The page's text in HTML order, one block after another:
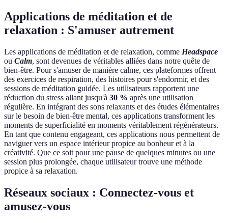
Applications de méditation et de
relaxation : S'amuser autrement
Les applications de méditation et de relaxation, comme Headspace
ou Calm, sont devenues de véritables alliées dans notre quête de
bien-être. Pour s'amuser de manière calme, ces plateformes offrent
des exercices de respiration, des histoires pour s'endormir, et des
sessions de méditation guidée. Les utilisateurs rapportent une
réduction du stress allant jusqu'à 30 % après une utilisation
régulière. En intégrant des sons relaxants et des études élémentaires
sur le besoin de bien-être mental, ces applications transforment les
moments de superficialité en moments véritablement régénérateurs.
En tant que contenu engageant, ces applications nous permettent de
naviguer vers un espace intérieur propice au bonheur et à la
créativité. Que ce soit pour une pause de quelques minutes ou une
session plus prolongée, chaque utilisateur trouve une méthode
propice à sa relaxation.
Réseaux sociaux : Connectez-vous et
amusez-vous